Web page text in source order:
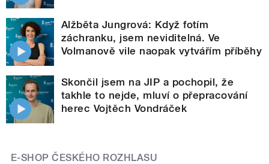
Alžběta Jungrová: Když fotím
záchranku, jsem neviditelná. Ve
Volmanově vile naopak vytvářím příběhy
Skončil jsem na JIP a pochopil, že
takhle to nejde, mluví o přepracování
herec Vojtěch Vondráček
E-SHOP ČESKÉHO ROZHLASU